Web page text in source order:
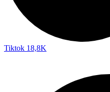
Tiktok 18,8K